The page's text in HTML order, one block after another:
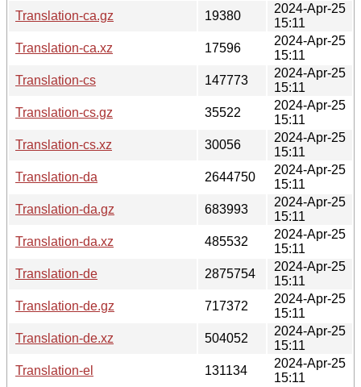
Translation-ca.gz
19380
2024-Apr-25
15:11
Translation-ca.xz
17596
2024-Apr-25
15:11
Translation-cs
147773
2024-Apr-25
15:11
Translation-cs.gz
35522
2024-Apr-25
15:11
Translation-cs.xz
30056
2024-Apr-25
15:11
Translation-da
2644750
2024-Apr-25
15:11
Translation-da.gz
683993
2024-Apr-25
15:11
Translation-da.xz
485532
2024-Apr-25
15:11
Translation-de
2875754
2024-Apr-25
15:11
Translation-de.gz
717372
2024-Apr-25
15:11
Translation-de.xz
504052
2024-Apr-25
15:11
Translation-el
131134
2024-Apr-25
15:11